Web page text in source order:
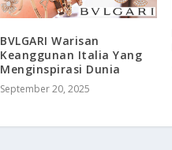
BVLGARI Warisan
Keanggunan Italia Yang
Menginspirasi Dunia
September 20, 2025